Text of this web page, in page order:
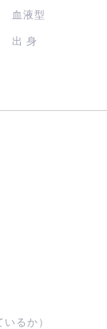
血液型
出 身
るか）